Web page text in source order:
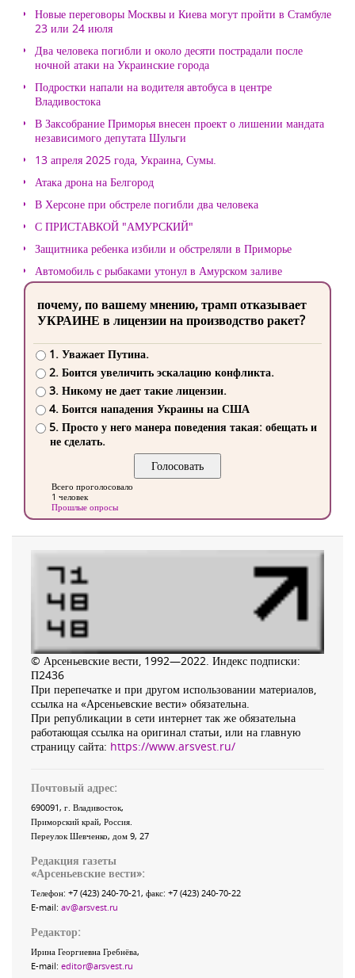
Новые переговоры Москвы и Киева могут пройти в Стамбуле
23 или 24 июля
Два человека погибли и около десяти пострадали после
ночной атаки на Украинские города
Подростки напали на водителя автобуса в центре
Владивостока
В Заксобрание Приморья внесен проект о лишении мандата
независимого депутата Шульги
13 апреля 2025 года, Украина, Сумы.
Атака дрона на Белгород
В Херсоне при обстреле погибли два человека
С ПРИСТАВКОЙ "АМУРСКИЙ"
Защитника ребенка избили и обстреляли в Приморье
Автомобиль с рыбаками утонул в Амурском заливе
почему, по вашему мнению, трамп отказывает
УКРАИНЕ в лицензии на производство ракет?
1. Уважает Путина.
2. Боится увеличить эскалацию конфликта.
3. Никому не дает такие лицензии.
4. Боится нападения Украины на США
5. Просто у него манера поведения такая: обещать и
не сделать.
Всего проголосовало
1 человек
Прошлые опросы
© Арсеньевские вести, 1992—2022. Индекс подписки:
П2436
При перепечатке и при другом использовании материалов,
ссылка на «Арсеньевские вести» обязательна.
При републикации в сети интернет так же обязательна
работающая ссылка на оригинал статьи, или на главную
страницу сайта: https://www.arsvest.ru/
Почтовый адрес:
690091, г. Владивосток,
Приморский край, Россия
Переулок Шевченко, дом 9, 27
Редакция газеты
«Арсеньевские вести»:
Телефон: +7 (423) 240-70-21, факс: +7 (423) 240-70-22
E-mail: av@arsvest.ru
Редактор:
Ирина Георгиевна Гребнёва,
E-mail: editor@arsvest.ru